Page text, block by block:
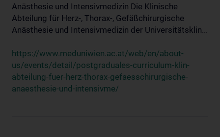
Anästhesie und Intensivmedizin Die Klinische
Abteilung für Herz-, Thorax-, Gefäßchirurgische
Anästhesie und Intensivmedizin der Universitätsklin...
https://www.meduniwien.ac.at/web/en/about-
us/events/detail/postgraduales-curriculum-klin-
abteilung-fuer-herz-thorax-gefaesschirurgische-
anaesthesie-und-intensivme/